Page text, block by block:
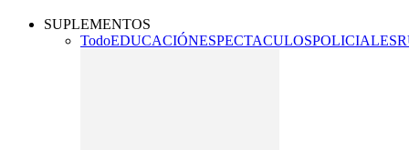
SUPLEMENTOS
TodoEDUCACIÓNESPECTACULOSPOLICIALES